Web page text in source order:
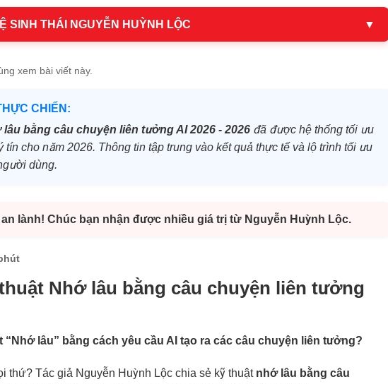
SINH THÁI NGUYỄN HUỲNH LỘC ▼
xem bài viết này.
CHIẾN:
lâu bằng câu chuyện liên tưởng AI 2026 - 2026 đã được hệ thống tối ưu
tín cho năm 2026. Thông tin tập trung vào kết quả thực tế và lộ trình tối ưu
dùng.
an lành! Chúc bạn nhận được nhiều giá trị từ Nguyễn Huỳnh Lộc.
Nhớ lâu bằng câu chuyện liên tưởng
“Nhớ lâu” bằng cách yêu cầu AI tạo ra các câu chuyện liên tưởng?
thứ? Tác giả Nguyễn Huỳnh Lộc chia sẻ kỹ thuật nhớ lâu bằng câu